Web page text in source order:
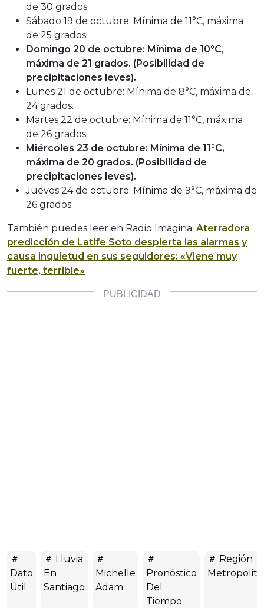
de 30 grados.
Sábado 19 de octubre: Mínima de 11°C, máxima
de 25 grados.
Domingo 20 de octubre: Mínima de 10°C,
máxima de 21 grados. (Posibilidad de
precipitaciones leves).
Lunes 21 de octubre: Mínima de 8°C, máxima de
24 grados.
Martes 22 de octubre: Mínima de 11°C, máxima
de 26 grados.
Miércoles 23 de octubre: Mínima de 11°C,
máxima de 20 grados. (Posibilidad de
precipitaciones leves).
Jueves 24 de octubre: Mínima de 9°C, máxima de
26 grados.
También puedes leer en Radio Imagina: Aterradora
predicción de Latife Soto despierta las alarmas y
causa inquietud en sus seguidores: «Viene muy
fuerte, terrible»
Dato
Útil
Lluvia
En
Santiago
Michelle
Adam
Pronóstico
Del
Tiempo
Región